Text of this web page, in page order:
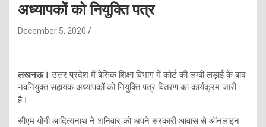
अध्यापकों को नियुक्ति पत्र
December 5, 2020
लखनऊ।उत्तर प्रदेश में बेसिक शिक्षा विभाग में कोर्ट की लम्बी लड़ाई के बाद
नवनियुक्त सहायक अध्यापकों को नियुक्ति पत्र वितरण का कार्यक्रम जारी
है।
सीएम योगी आदित्यनाथ ने शनिवार को अपने सरकारी आवास से ऑनलाइन